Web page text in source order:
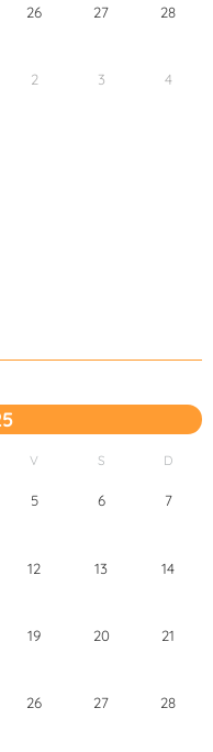
26 27 28
2 3 4
V S D
5 6 7
12 13 14
19 20 21
26 27 28